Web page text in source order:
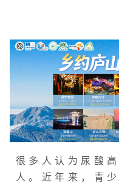
很多人认为尿酸
人。近年来，青